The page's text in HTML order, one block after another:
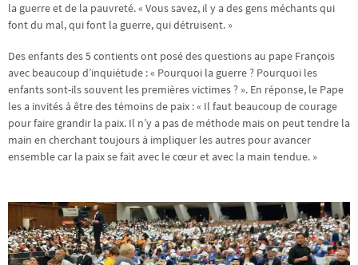
la guerre et de la pauvreté. « Vous savez, il y a des gens méchants qui
font du mal, qui font la guerre, qui détruisent. »
Des enfants des 5 contients ont posé des questions au pape François
avec beaucoup d’inquiétude : « Pourquoi la guerre ? Pourquoi les
enfants sont-ils souvent les premières victimes ? ». En réponse, le Pape
les a invités à être des témoins de paix : « Il faut beaucoup de courage
pour faire grandir la paix. Il n’y a pas de méthode mais on peut tendre la
main en cherchant toujours à impliquer les autres pour avancer
ensemble car la paix se fait avec le cœur et avec la main tendue. »